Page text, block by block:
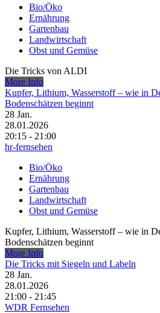
Bio/Öko
Ernährung
Gartenbau
Landwirtschaft
Obst und Gemüse
Die Tricks von ALDI
More Info
Kupfer, Lithium, Wasserstoff – wie in
Bodenschätzen beginnt
28 Jan.
28.01.2026
20:15 - 21:00
hr-fernsehen
Bio/Öko
Ernährung
Gartenbau
Landwirtschaft
Obst und Gemüse
Kupfer, Lithium, Wasserstoff – wie in
Bodenschätzen beginnt
More Info
Die Tricks mit Siegeln und Labeln
28 Jan.
28.01.2026
21:00 - 21:45
WDR Fernsehen